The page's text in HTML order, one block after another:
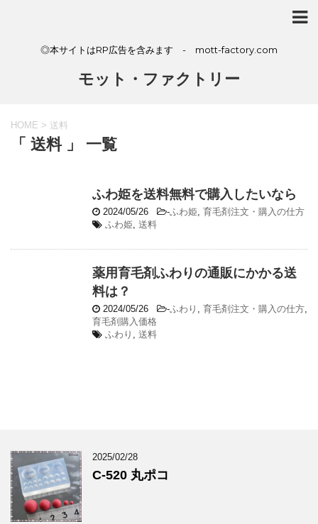
◎本サイトはRP広告を含みます - mott-factory.com
モット・ファクトリー
HOME > 送料
「 送料 」 一覧
ふわ姫を送料無料で購入したいなら
2024/05/26 -ふわ姫, 育毛剤注文・購入の仕方
ふわ姫, 送料
薬用育毛剤ふわりの通販にかかる送
料は？
2024/05/26 -ふわり , 育毛剤注文・購入の仕方,
育毛剤購入価格
ふわり , 送料
2025/02/28
C-520 丸ポコ